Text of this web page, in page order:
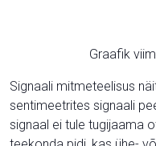
Graafik
Signaali mitmeteelisus
sentimeetrites signaali
signaal ei tule tugijaama